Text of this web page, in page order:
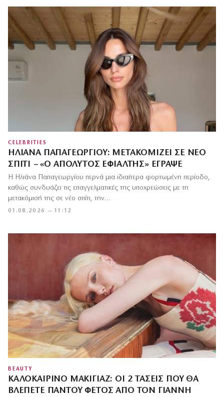
CELEBRITIES
ΗΛΙΆΝΑ ΠΑΠΑΓΕΩΡΓΊΟΥ: ΜΕΤΑΚΟΜΊΖΕΙ ΣΕ ΝΈΟ
ΣΠΊΤΙ – «Ο ΑΠΌΛΥΤΟΣ ΕΦΙΆΛΤΗΣ» ΈΓΡΑΨΕ
01.08.2026 — 11:12
Η Ηλιάνα Παπαγεωργίου περνά μια ιδιαίτερα φορτωμένη περίοδο,
καθώς συνδυάζει τις επαγγελματικές της υποχρεώσεις με τη
μετακόμισή της σε νέο σπίτι, την…
BEAUTY
ΚΑΛΟΚΑΙΡΙΝΌ ΜΑΚΙΓΙΆΖ: ΟΙ 2 ΤΆΣΕΙΣ ΠΟΥ ΘΑ
ΒΛΈΠΕΤΕ ΠΑΝΤΟΎ ΦΈΤΟΣ ΑΠΌ ΤΟΝ ΓΙΆΝΝΗ